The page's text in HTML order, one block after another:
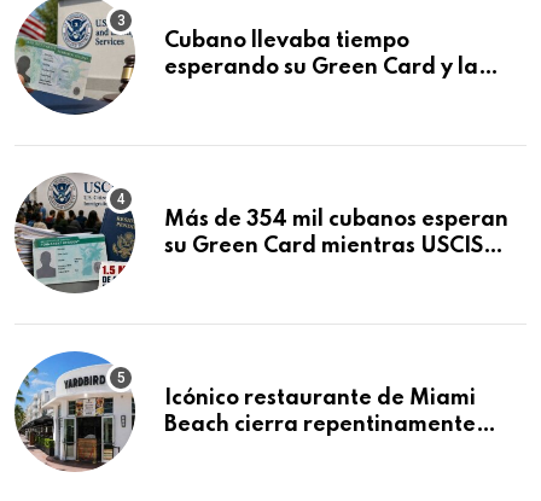
Cubano llevaba tiempo
esperando su Green Card y la
Más de 354 mil cubanos esperan
su Green Card mientras USCIS
Icónico restaurante de Miami
Beach cierra repentinamente